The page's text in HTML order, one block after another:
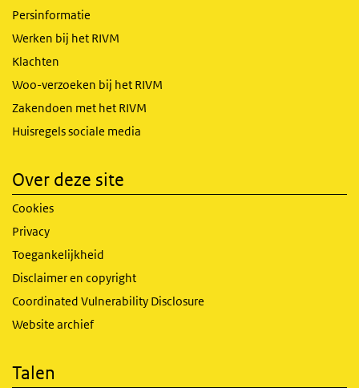
Persinformatie
Werken bij het RIVM
Klachten
Woo-verzoeken bij het RIVM
Zakendoen met het RIVM
Huisregels sociale media
Over deze site
Cookies
Privacy
Toegankelijkheid
Disclaimer en copyright
Coordinated Vulnerability Disclosure
Website archief
Talen